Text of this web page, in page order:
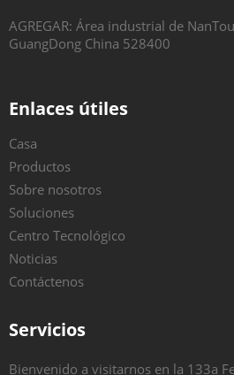
AGREGAR: Área industrial de
GuangDong China 528400
Enlaces útiles
Casa
Productos
Sobre nosotros
Soluciones
Centro Tecnológico
Noticias
Contáctenos
Servicios
Bienvenido a visitarnos en la 133a